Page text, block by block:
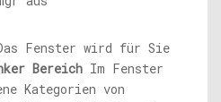
Fenster wird für Sie
Bereich Im Fenster
Kategorien von